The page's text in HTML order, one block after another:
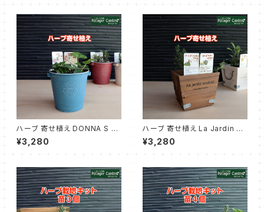
ハーブ 寄せ植え DONNA S 青
苗2個
¥3,280
ハーブ 寄せ植え La Jardin 茶
苗 2個
¥3,280